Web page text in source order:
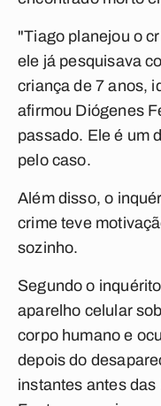
"Tiago planejou o
ele já pesquisava
criança de 7 anos,
afirmou Diógenes
passado. Ele é um
pelo caso.
Além disso, o
crime teve
sozinho.
Segundo o
aparelho celular
corpo humano e
depois do
instantes antes